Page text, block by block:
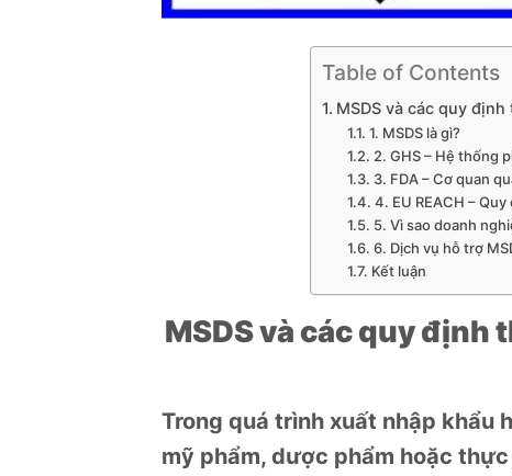
Table of Contents
MSDS và các quy định
1. MSDS là gì?
2. GHS – Hệ thống
3. FDA – Cơ quan
4. EU REACH –
5. Vì sao doanh
6. Dịch vụ hỗ trợ
Kết luận
MSDS và các quy định
Trong quá trình xuất nhập khẩu
mỹ phẩm, dược phẩm hoặc